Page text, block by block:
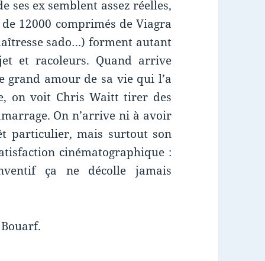
ses ex semblent assez réelles,
12000 comprimés de Viagra
sado…) forment autant
et racoleurs. Quand arrive
grand amour de sa vie qui l’a
on voit Chris Waitt tirer des
On n’arrive ni à avoir
particulier, mais surtout son
cinématographique :
ça ne décolle jamais